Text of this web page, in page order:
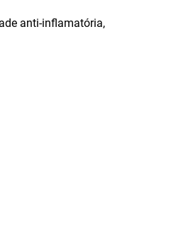
anti-inflamatória,